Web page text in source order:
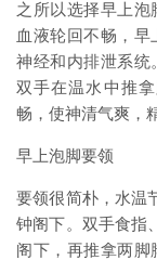
之所以选择早上泡
血液轮回不畅，
神经和内排泄系统
双手在温水中推
畅，使神清气爽，
早上泡脚要领­
要领很简朴，水温
钟阁下。双手食指
阁下，再推拿两脚